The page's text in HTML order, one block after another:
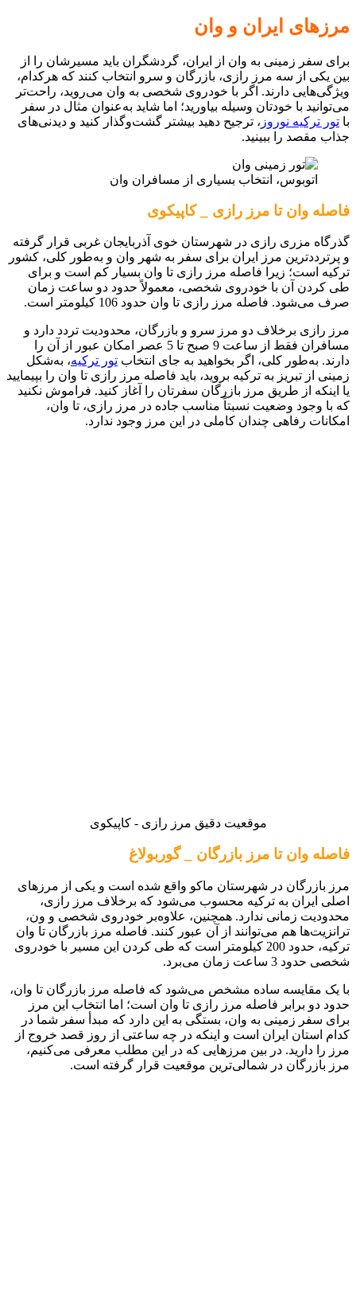
مرزهای ایران و وان
برای سفر زمینی به وان از ایران، گردشگران باید مسیرشان را از
بین یکی از سه مرز رازی، بازرگان و سرو انتخاب کنند که هرکدام،
ویژگی‌هایی دارند. اگر با خودروی شخصی به وان می‌روید، راحت‌تر
می‌توانید با خودتان وسیله بیاورید؛ اما شاید به‌عنوان مثال در سفر
با تور ترکیه نوروز ، ترجیح دهید بیشتر گشت‌وگذار کنید و دیدنی‌های
جذاب مقصد را ببینید.
اتوبوس، انتخاب بسیاری از مسافران وان
فاصله وان تا مرز رازی _ کاپیکوی
گذرگاه مزری رازی در شهرستان خوی آذربایجان غربی قرار گرفته
و پرتردد‌ترین مرز ایران برای سفر به شهر وان و به‌طور کلی، کشور
ترکیه است؛ زیرا فاصله مرز رازی تا وان بسیار کم است و برای
طی کردن آن با خودروی شخصی، معمولاً حدود دو ساعت زمان
صرف می‌شود. فاصله مرز رازی تا وان حدود 106 کیلومتر است.
مرز رازی برخلاف دو مرز سرو و بازرگان، محدودیت تردد دارد و
مسافران فقط از ساعت 9 صبح تا 5 عصر امکان عبور از آن را
دارند. به‌طور کلی، اگر بخواهید به جای انتخاب تور ترکیه، به‌شکل
زمینی از تبریز به ترکیه بروید، باید فاصله مرز رازی تا وان را بپیمایید
یا اینکه از طریق مرز بازرگان سفرتان را آغاز کنید. فراموش نکنید
که با وجود وضعیت نسبتاً مناسب جاده در مرز رازی، تا وان،
امکانات رفاهی چندان کاملی در این مرز وجود ندارد.
موقعیت دقیق مرز رازی - کاپیکوی
فاصله وان تا مرز بازرگان _ گوربولاغ
مرز بازرگان در شهرستان ماکو واقع شده است و یکی از مرزهای
اصلی ایران به ترکیه محسوب می‌شود که برخلاف مرز رازی،
محدودیت زمانی ندارد. همچنین، علاوه‌بر خودروی شخصی و ون،
ترانزیت‌ها هم می‌توانند از آن عبور کنند. فاصله مرز بازرگان تا وان
ترکیه، حدود 200 کیلومتر است که طی کردن این مسیر با خودروی
شخصی حدود 3 ساعت زمان می‌برد.
با یک مقایسه ساده مشخص می‌شود که فاصله مرز بازرگان تا وان،
حدود دو برابر فاصله مرز رازی تا وان است؛ اما انتخاب این مرز
برای سفر زمینی به وان، بستگی به این دارد که مبدأ سفر شما در
کدام استان ایران است و اینکه در چه ساعتی از روز قصد خروج از
مرز را دارید. در بین مرزهایی که در این مطلب معرفی می‌کنیم،
مرز بازرگان در شمالی‌ترین موقعیت قرار گرفته است.